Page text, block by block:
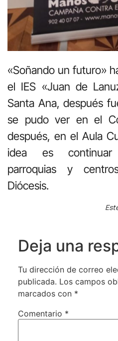
«Soñando un futuro»
el IES «Juan de
Santa Ana, después
se pudo ver en el
después, en el Aula
idea es continuar
parroquias y
Diócesis.
Deja una
Tu dirección de correo
publicada. Los campos
marcados con *
Comentario *